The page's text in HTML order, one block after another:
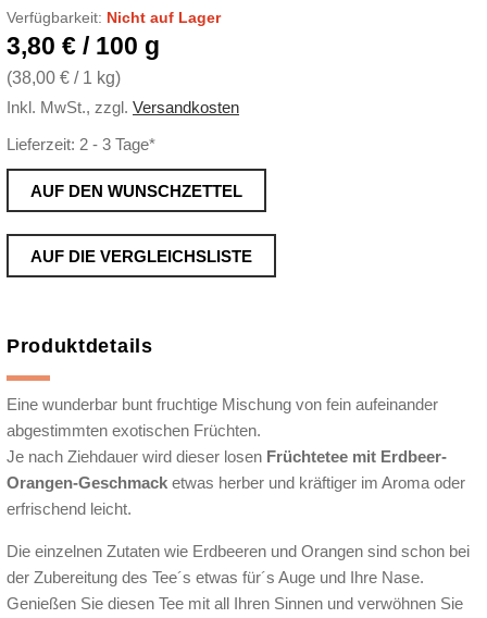
Verfügbarkeit: Nicht auf Lager
3,80 € / 100 g
(38,00 € / 1 kg)
Inkl. MwSt., zzgl. Versandkosten
Lieferzeit: 2 - 3 Tage*
AUF DEN WUNSCHZETTEL
AUF DIE VERGLEICHSLISTE
Produktdetails
Eine wunderbar bunt fruchtige Mischung von fein aufeinander
abgestimmten exotischen Früchten.
Je nach Ziehdauer wird dieser losen Früchtetee mit Erdbeer-
Orangen-Geschmack etwas herber und kräftiger im Aroma oder
erfrischend leicht.
Die einzelnen Zutaten wie Erdbeeren und Orangen sind schon bei
der Zubereitung des Tee´s etwas für´s Auge und Ihre Nase.
Genießen Sie diesen Tee mit all Ihren Sinnen und verwöhnen Sie